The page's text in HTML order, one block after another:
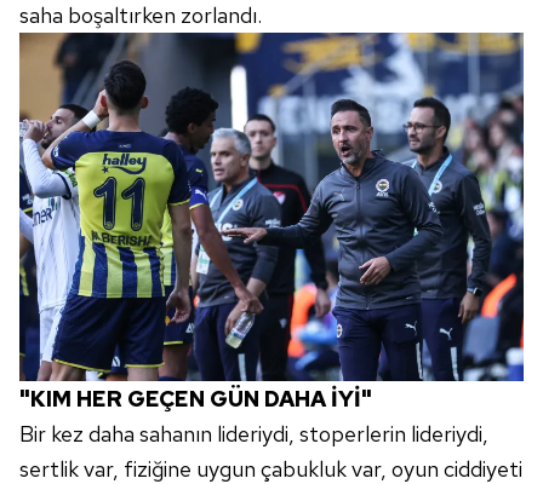
saha boşaltırken zorlandı.
"KIM HER GEÇEN GÜN DAHA İYİ"
Bir kez daha sahanın lideriydi, stoperlerin lideriydi,
sertlik var, fiziğine uygun çabukluk var, oyun ciddiyeti